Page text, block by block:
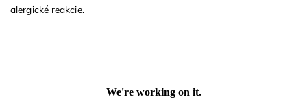
alergické reakcie.